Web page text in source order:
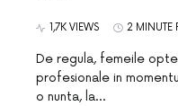
1,7K VIEWS 2 MINUTE
De regula, femeile
profesionale in
o nunta, la…